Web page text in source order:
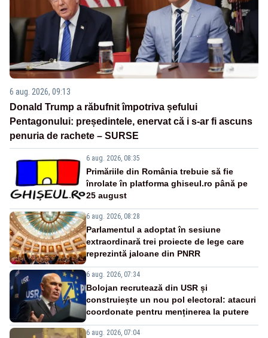
6 aug. 2026, 09:13
Donald Trump a răbufnit împotriva șefului
Pentagonului: președintele, enervat că i s-ar fi ascuns
penuria de rachete – SURSE
6 aug. 2026, 08:35
Primăriile din România trebuie să fie
înrolate în platforma ghiseul.ro până pe
25 august
6 aug. 2026, 08:28
Parlamentul a adoptat în sesiune
extraordinară trei proiecte de lege care
reprezintă jaloane din PNRR
6 aug. 2026, 07:34
Bolojan recrutează din USR și
construiește un nou pol electoral: atacuri
coordonate pentru menținerea la putere
6 aug. 2026, 07:04